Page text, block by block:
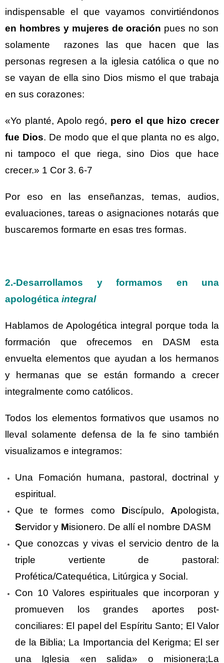
indispensable el que vayamos convirtiéndonos
en hombres y mujeres de oración pues no son
solamente razones las que hacen que las
personas regresen a la iglesia católica o que no
se vayan de ella sino Dios mismo el que trabaja
en sus corazones:
«Yo planté, Apolo regó, pero el que hizo crecer
fue Dios. De modo que el que planta no es algo,
ni tampoco el que riega, sino Dios que hace
crecer.» 1 Cor 3. 6-7
Por eso en las enseñanzas, temas, audios,
evaluaciones, tareas o asignaciones notarás que
buscaremos formarte en esas tres formas.
2.-Desarrollamos y formamos en una
apologética integral
Hablamos de Apologética integral porque toda la
forrmación que ofrecemos en DASM esta
envuelta elementos que ayudan a los hermanos
y hermanas que se están formando a crecer
integralmente como católicos.
Todos los elementos formativos que usamos no
lleval solamente defensa de la fe sino también
visualizamos e integramos:
Una Fomación humana, pastoral, doctrinal y
espiritual.
Que te formes como Discípulo, Apologista,
Servidor y Misionero. De allí el nombre DASM
Que conozcas y vivas el servicio dentro de la
triple vertiente de pastoral:
Profética/Catequética, Litúrgica y Social.
Con 10 Valores espirituales que incorporan y
promueven los grandes aportes post-
conciliares: El papel del Espíritu Santo; El Valor
de la Biblia; La Importancia del Kerigma; El ser
una Iglesia «en salida» o misionera;La